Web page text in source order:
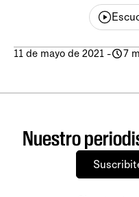
11 de mayo de 2021 - 7
Nuestro